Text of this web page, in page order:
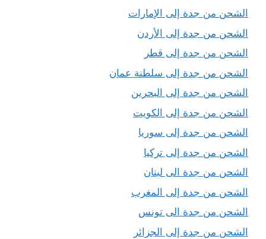
الشحن من جدة إلى الإمارات
الشحن من جدة إلى الأردن
الشحن من جدة إلى قطر
الشحن من جدة إلى سلطنة عمان
الشحن من جدة إلى البحرين
الشحن من جدة إلى الكويت
الشحن من جدة إلى سوريا
الشحن من جدة إلى تركيا
الشحن من جدة الى لبنان
الشحن من جدة إلى المغرب
الشحن من جدة الى تونس
الشحن من جدة إلى الجزائر